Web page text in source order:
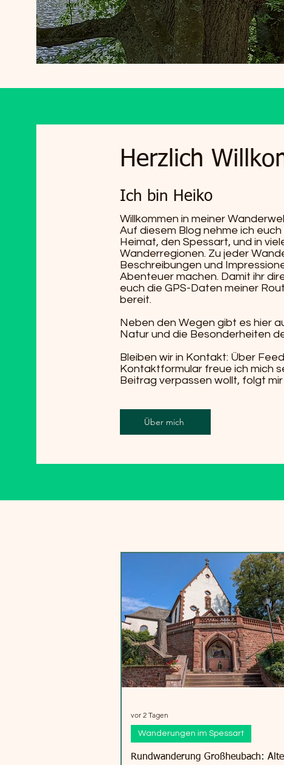
Herzlich
Ich bin Heiko
Willkommen in meiner
Auf diesem Blog nehme ich
Heimat, den Spessart, und in
Wanderregionen. Zu jeder
Beschreibungen und
Abenteuer machen. Damit ihr
euch die GPS-Daten meiner
bereit.
Neben den Wegen gibt es hier
Natur und die Besonderheiten
Bleiben wir in Kontakt: Über
Kontaktformular freue ich mich
Beitrag verpassen wollt, folgt
Über mich
Rundwanderung Großheubach: Alte
Wanderungen im Spessart
vor 2 Tagen